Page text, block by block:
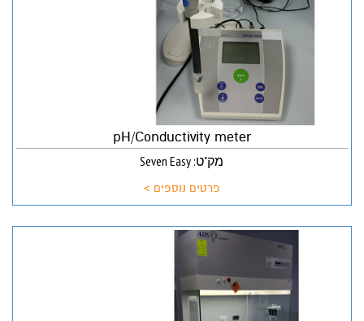
pH/Conductivity meter
מק"ט: Seven Easy
פרטים נוספים >